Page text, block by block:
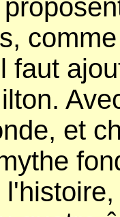
faut
et